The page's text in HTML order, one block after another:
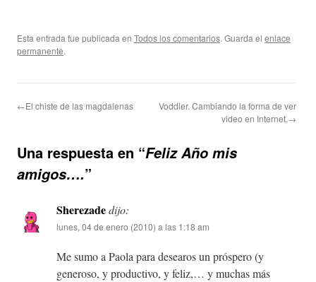
Esta entrada fue publicada en Todos los comentarios. Guarda el enlace
permanente.
←El chiste de las magdalenas
Voddler. Cambiando la forma de ver
video en Internet.→
Una respuesta en “Feliz Año mis
amigos….”
Sherezadedijo:
lunes, 04 de enero (2010) a las 1:18 am
Me sumo a Paola para desearos un próspero (y
generoso, y productivo, y feliz,… y muchas más